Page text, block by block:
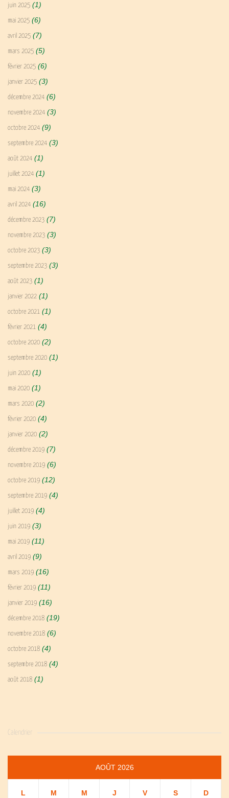
juin 2025 (1)
mai 2025 (6)
avril 2025 (7)
mars 2025 (5)
février 2025 (6)
janvier 2025 (3)
décembre 2024 (6)
novembre 2024 (3)
octobre 2024 (9)
septembre 2024 (3)
août 2024 (1)
juillet 2024 (1)
mai 2024 (3)
avril 2024 (16)
décembre 2023 (7)
novembre 2023 (3)
octobre 2023 (3)
septembre 2023 (3)
août 2023 (1)
janvier 2022 (1)
octobre 2021 (1)
février 2021 (4)
octobre 2020 (2)
septembre 2020 (1)
juin 2020 (1)
mai 2020 (1)
mars 2020 (2)
février 2020 (4)
janvier 2020 (2)
décembre 2019 (7)
novembre 2019 (6)
octobre 2019 (12)
septembre 2019 (4)
juillet 2019 (4)
juin 2019 (3)
mai 2019 (11)
avril 2019 (9)
mars 2019 (16)
février 2019 (11)
janvier 2019 (16)
décembre 2018 (19)
novembre 2018 (6)
octobre 2018 (4)
septembre 2018 (4)
août 2018 (1)
Calendrier
AOÛT 2026
L M M J V S D